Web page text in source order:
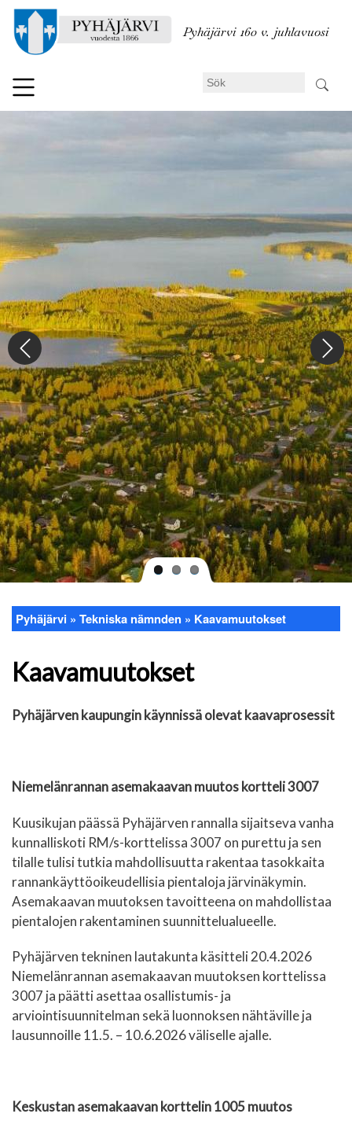
till
Pyhäjärvi 160 v. juhlavuosi
Sök
Länkstig
Pyhäjärvi Tekniska nämnden Kaavamuutokset
Kaavamuutokset
Pyhäjärven kaupungin käynnissä olevat kaavaprosessit
Niemelänrannan asemakaavan muutos kortteli 3007
Kuusikujan päässä Pyhäjärven rannalla sijaitseva vanha
kunnalliskoti RM/s-korttelissa 3007 on purettu ja sen
tilalle tulisi tutkia mahdollisuutta rakentaa tasokkaita
rannankäyttöoikeudellisia pientaloja järvinäkymin.
Asemakaavan muutoksen tavoitteena on mahdollistaa
pientalojen rakentaminen suunnittelualueelle.
Pyhäjärven tekninen lautakunta käsitteli 20.4.2026
Niemelänrannan asemakaavan muutoksen korttelissa
3007 ja päätti asettaa osallistumis- ja
arviointisuunnitelman sekä luonnoksen nähtäville ja
lausunnoille 11.5. – 10.6.2026 väliselle ajalle.
Keskustan asemakaavan korttelin 1005 muutos